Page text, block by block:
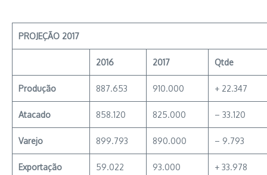
PROJEÇÃO 2017
2016 2017 Qtde
Produção 887.653 910.000 + 22.347
Atacado 858.120 825.000 – 33.120
Varejo 899.793 890.000 – 9.793
Exportação 59.022 93.000 + 33.978